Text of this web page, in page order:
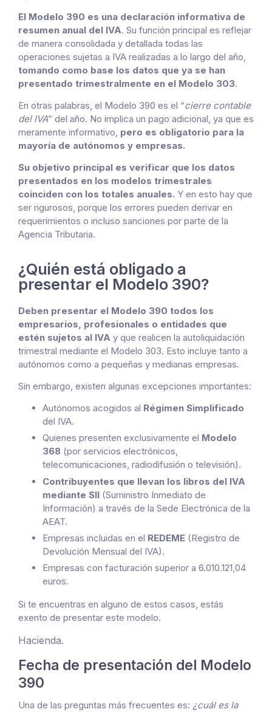
El Modelo 390 es una declaración informativa de
resumen anual del IVA. Su función principal es reflejar
de manera consolidada y detallada todas las
operaciones sujetas a IVA realizadas a lo largo del año,
tomando como base los datos que ya se han
presentado trimestralmente en el Modelo 303.
En otras palabras, el Modelo 390 es el “cierre contable
del IVA” del año. No implica un pago adicional, ya que es
meramente informativo, pero es obligatorio para la
mayoría de autónomos y empresas.
Su objetivo principal es verificar que los datos
presentados en los modelos trimestrales
coinciden con los totales anuales. Y en esto hay que
ser rigurosos, porque los errores pueden derivar en
requerimientos o incluso sanciones por parte de la
Agencia Tributaria.
¿Quién está obligado a
presentar el Modelo 390?
Deben presentar el Modelo 390 todos los
empresarios, profesionales o entidades que
estén sujetos al IVA y que realicen la autoliquidación
trimestral mediante el Modelo 303. Esto incluye tanto a
autónomos como a pequeñas y medianas empresas.
Sin embargo, existen algunas excepciones importantes:
Autónomos acogidos al Régimen Simplificado
del IVA.
Quienes presenten exclusivamente el Modelo
368 (por servicios electrónicos,
telecomunicaciones, radiodifusión o televisión).
Contribuyentes que llevan los libros del IVA
mediante SII (Suministro Inmediato de
Información) a través de la Sede Electrónica de la
AEAT.
Empresas incluidas en el REDEME (Registro de
Devolución Mensual del IVA).
Empresas con facturación superior a 6.010.121,04
euros.
Si te encuentras en alguno de estos casos, estás
exento de presentar este modelo.
Hacienda.
Fecha de presentación del Modelo
390
Una de las preguntas más frecuentes es: ¿cuál es la